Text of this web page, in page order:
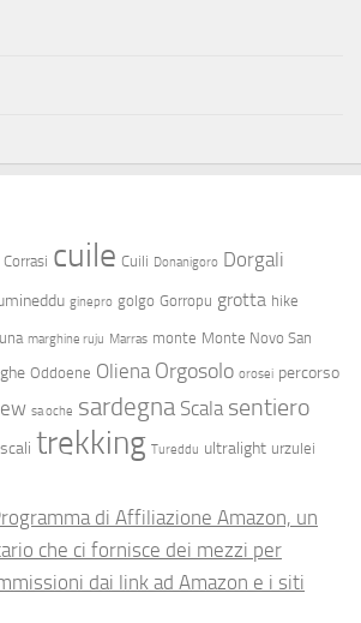
Corrasi cuile Cuili Donanigoro Dorgali
ginepro golgo Gorropu grotta hike
marghine ruju Marras monte Monte Novo San
Oddoene Oliena Orgosolo orosei percorso
sa oche sardegna Scala sentiero
trekking Tureddu ultralight urzulei
di Affiliazione Amazon, un
che ci fornisce dei mezzi per
dai link ad Amazon e i siti